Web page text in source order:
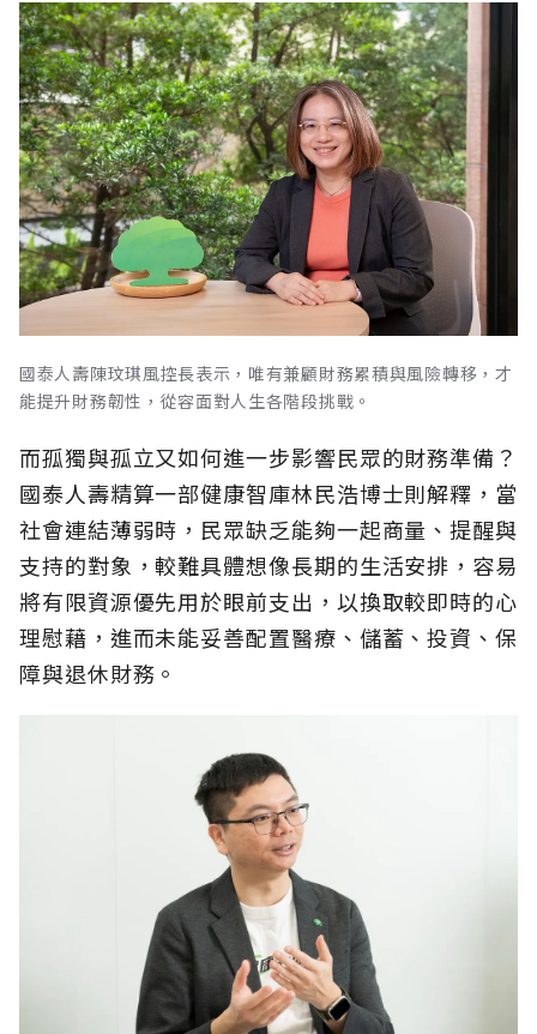
國泰人壽陳玟琪風控長表示，唯有兼顧財務累積與風險轉移，才
能提升財務韌性，從容面對人生各階段挑戰。
而孤獨與孤立又如何進一步影響民眾的財務準備？
國泰人壽精算一部健康智庫林民浩博士則解釋，當
社會連結薄弱時，民眾缺乏能夠一起商量、提醒與
支持的對象，較難具體想像長期的生活安排，容易
將有限資源優先用於眼前支出，以換取較即時的心
理慰藉，進而未能妥善配置醫療、儲蓄、投資、保
障與退休財務。